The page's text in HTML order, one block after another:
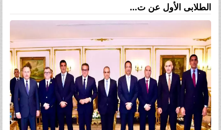
الطلابى الأول عن ت...